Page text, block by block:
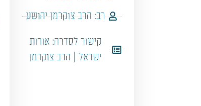
רב: הרב צוקרמן יהושע
קישור לסדרה: אורות
ישראל | הרב צוקרמן